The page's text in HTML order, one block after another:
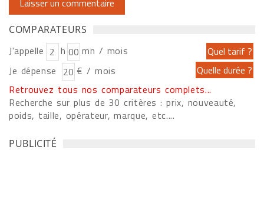
COMPARATEURS
J'appelle h
mn / mois
Je dépense
€ / mois
Retrouvez tous nos comparateurs complets...
Recherche sur plus de 30 critères : prix, nouveauté,
poids, taille, opérateur, marque, etc....
PUBLICITÉ